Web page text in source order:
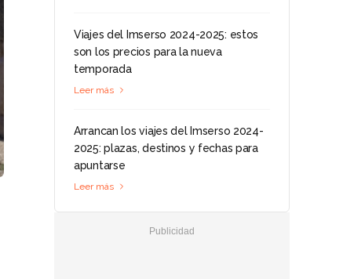
Viajes del Imserso 2024-2025: estos
son los precios para la nueva
temporada
Leer más
Arrancan los viajes del Imserso 2024-
2025: plazas, destinos y fechas para
apuntarse
Leer más